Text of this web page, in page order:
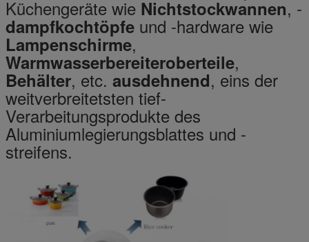
Küchengeräte wie Nichtstockwannen, -
dampfkochtöpfe und -hardware wie
Lampenschirme,
Warmwasserbereiteroberteile,
Behälter, etc. ausdehnend, eins der
weitverbreitetsten tief-
Verarbeitungsprodukte des
Aluminiumlegierungsblattes und -
streifens.